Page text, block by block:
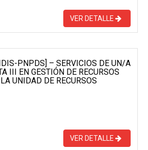
VER DETALLE
PNPDS] – SERVICIOS DE UN/A
III EN GESTIÓN DE RECURSOS
UNIDAD DE RECURSOS
VER DETALLE